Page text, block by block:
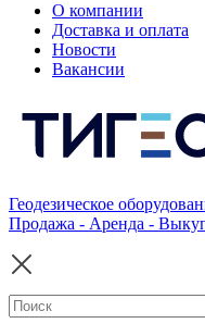
О компании
Доставка и оплата
Новости
Вакансии
Геодезическое
Продажа - Аренда -